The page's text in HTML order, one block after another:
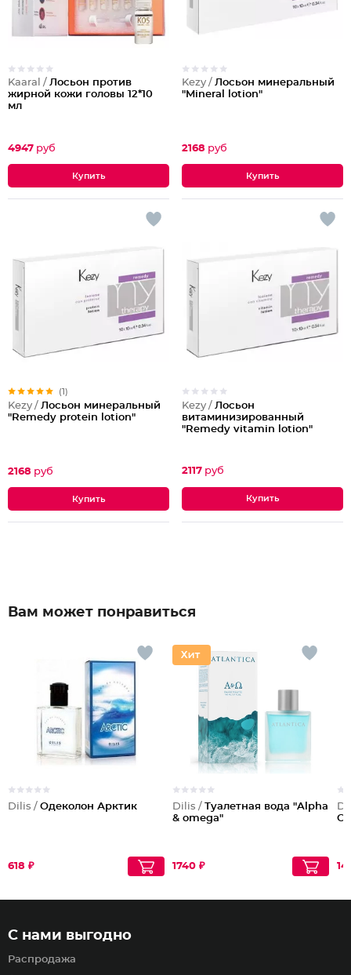
Kaaral / Лосьон против
жирной кожи головы 12*10
мл
4947 руб
Kezy / Лосьон минеральный
"Mineral lotion"
2168 руб
(1)
Kezy / Лосьон минеральный
"Remedy protein lotion"
2168 руб
Kezy / Лосьон
витаминизированный
"Remedy vitamin lotion"
2117 руб
Вам может понравиться
Dilis / Одеколон Арктик
618 ₽
Dilis / Туалетная вода "Alpha
& omega"
1740 ₽
С нами выгодно
Распродажа